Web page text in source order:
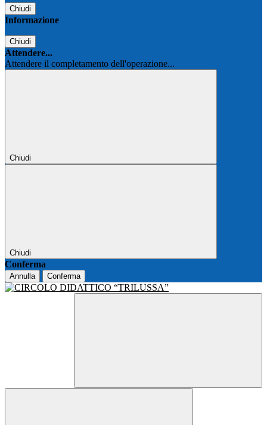
Chiudi
Informazione
Chiudi
Attendere...
Attendere il completamento dell'operazione...
Chiudi
Chiudi
Conferma
Annulla Conferma